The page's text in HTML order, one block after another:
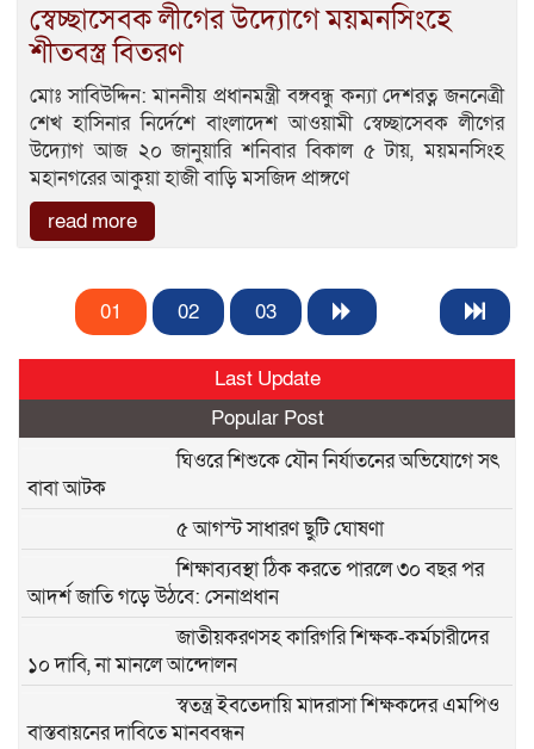
স্বেচ্ছাসেবক লীগের উদ্যোগে ময়মনসিংহে
শীতবস্ত্র বিতরণ
মোঃ সাবিউদ্দিন: মাননীয় প্রধানমন্ত্রী বঙ্গবন্ধু কন্যা দেশরত্ন জননেত্রী
শেখ হাসিনার নির্দেশে বাংলাদেশ আওয়ামী স্বেচ্ছাসেবক লীগের
উদ্যোগ আজ ২০ জানুয়ারি শনিবার বিকাল ৫ টায়, ময়মনসিংহ
মহানগরের আকুয়া হাজী বাড়ি মসজিদ প্রাঙ্গণে
read more
01 02 03
Last Update
Popular Post
ঘিওরে শিশুকে যৌন নির্যাতনের অভিযোগে সৎ
বাবা আটক
৫ আগস্ট সাধারণ ছুটি ঘোষণা
শিক্ষাব্যবস্থা ঠিক করতে পারলে ৩০ বছর পর
আদর্শ জাতি গড়ে উঠবে: সেনাপ্রধান
জাতীয়করণসহ কারিগরি শিক্ষক-কর্মচারীদের
১০ দাবি, না মানলে আন্দোলন
স্বতন্ত্র ইবতেদায়ি মাদরাসা শিক্ষকদের এমপিও
বাস্তবায়নের দাবিতে মানববন্ধন